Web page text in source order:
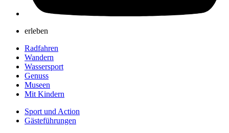
erleben
Radfahren
Wandern
Wassersport
Genuss
Museen
Mit Kindern
Sport und Action
Gästeführungen